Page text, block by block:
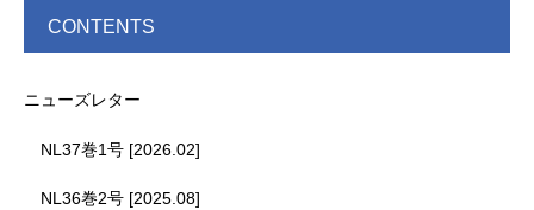
CONTENTS
ニューズレター
NL37巻1号 [2026.02]
NL36巻2号 [2025.08]